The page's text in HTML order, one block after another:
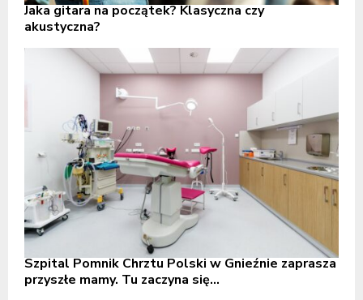
Jaka gitara na początek? Klasyczna czy
akustyczna?
Szpital Pomnik Chrztu Polski w Gnieźnie zaprasza
przyszłe mamy. Tu zaczyna się...